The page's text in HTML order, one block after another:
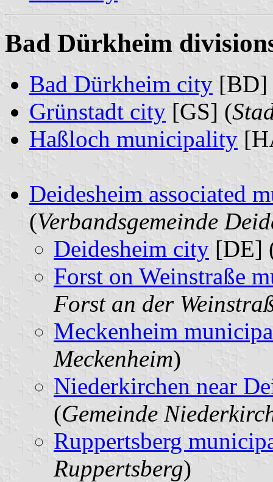
Bad Dürkheim
Bad Dürkheim city [BD]
Grünstadt city [GS] (
Haßloch municipality
Deidesheim associated
(Verbandsgemeinde
Deidesheim city [DE]
Forst on Weinstraße
Forst an der
Meckenheim
Meckenheim)
Niederkirchen near
(Gemeinde
Ruppertsberg
Ruppertsberg)